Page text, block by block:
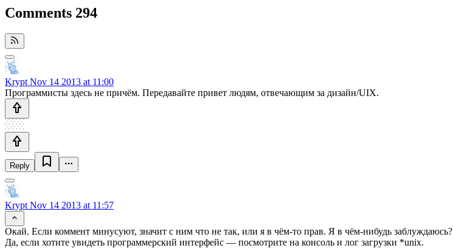
Comments 294
Krypt Nov 14 2013 at 11:00
Программисты здесь не причём. Передавайте привет людям, отвечающим за дизайн/UIX.
Reply
Krypt Nov 14 2013 at 11:57
Окай. Если коммент минусуют, значит с ним что не так, или я в чём-то прав. Я в чём-нибудь заблуждаюсь?
Да, если хотите увидеть программерский интерфейс — посмотрите на консоль и лог загрузки *unix.